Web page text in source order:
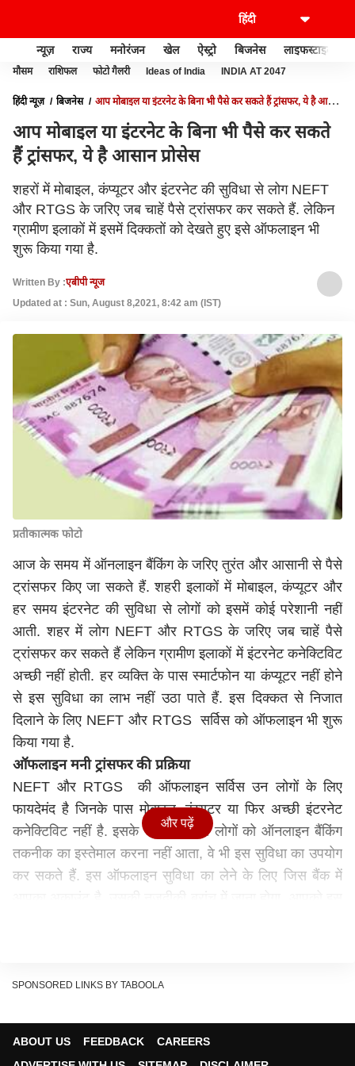
न्यूज़ राज्य मनोरंजन खेल ऐस्ट्रो बिजनेस लाइफस्टाइल
मौसम राशिफल फोटो गैलरी Ideas of India INDIA AT 2047
हिंदी न्यूज़ बिजनेस
आप मोबाइल या इंटरनेट के बिना भी पैसे कर सकते हैं ट्रांसफर, ये है आसान
आप मोबाइल या इंटरनेट के बिना भी पैसे कर सकते
हैं ट्रांसफर, ये है आसान प्रोसेस
शहरों में मोबाइल, कंप्यूटर और इंटरनेट की सुविधा से लोग NEFT
और RTGS के जरिए जब चाहें पैसे ट्रांसफर कर सकते हैं. लेकिन
ग्रामीण इलाकों में इसमें दिक्कतों को देखते हुए इसे ऑफलाइन भी
शुरू किया गया है.
Written By :एबीपी न्यूज
Updated at : Sun, August 8,2021, 8:42 am (IST)
प्रतीकात्मक फोटो
आज के समय में ऑनलाइन बैंकिंग के जरिए तुरंत और आसानी से पैसे
ट्रांसफर किए जा सकते हैं. शहरी इलाकों में मोबाइल, कंप्यूटर और
हर समय इंटरनेट की सुविधा से लोगों को इसमें कोई परेशानी नहीं
आती. शहर में लोग NEFT और RTGS के जरिए जब चाहें पैसे
ट्रांसफर कर सकते हैं लेकिन ग्रामीण इलाकों में इंटरनेट कनेक्टिविट
अच्छी नहीं होती. हर व्यक्ति के पास स्मार्टफोन या कंप्यूटर नहीं होने
से इस सुविधा का लाभ नहीं उठा पाते हैं. इस दिक्कत से निजात
दिलाने के लिए NEFT और RTGS सर्विस को ऑफलाइन भी शुरू
किया गया है.
ऑफलाइन मनी ट्रांसफर की प्रक्रिया
NEFT और RTGS की ऑफलाइन सर्विस उन लोगों के लिए
फायदेमंद है जिनके पास मोबाइल, कंप्यूटर या फिर अच्छी इंटरनेट
कनेक्टिविट नहीं है. इसके साथ ही जिन लोगों को ऑनलाइन बैंकिंग
तकनीक का इस्तेमाल करना नहीं आता, वे भी इस सुविधा का उपयोग
कर सकते हैं. इस ऑफलाइन सुविधा का लेने के लिए जिस बैंक में
NEFT और RTGS के लिए आपको बैंक में एक फॉर्म भरना होता है
और पढ़ें
SPONSORED LINKS BY TABOOLA
ABOUT US FEEDBACK
CAREERS